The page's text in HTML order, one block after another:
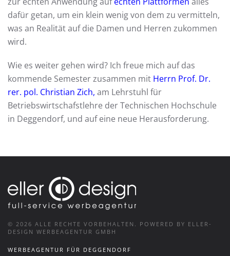
dafür getan, um ein klein wenig von dem zu vermitteln,
was an Realität auf die Damen und Herren zukommen
wird.
Wie es weiter gehen wird? Ich freue mich auf das
kommende Semester zusammen mit Herrn Prof. Dr.
rer. pol. Christian Zich, am Lehrstuhl für
Betriebswirtschafstlehre der Technischen Hochschule
in Deggendorf, und auf eine neue Herausforderung.
© 2026 ALLE RECHTE VORBEHALTEN. POWERED BY ELLER-
DESIGN WERBEAGENTUR GMBH
WERBEAGENTUR FÜR DEGGENDORF